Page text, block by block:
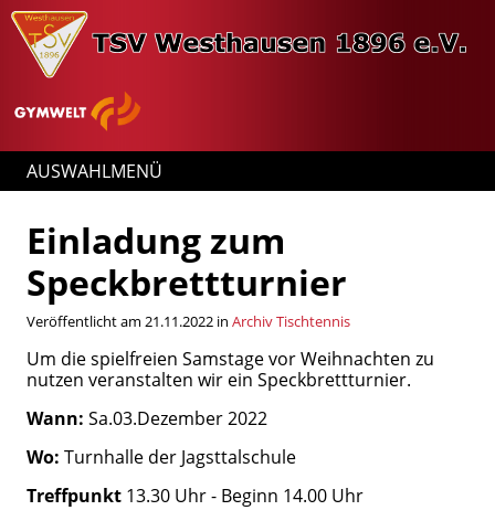
AUSWAHLMENÜ
Einladung zum
Speckbrettturnier
Veröffentlicht am 21.11.2022 in Archiv Tischtennis
Um die spielfreien Samstage vor Weihnachten zu
nutzen veranstalten wir ein Speckbrettturnier.
Wann: Sa.03.Dezember 2022
Wo: Turnhalle der Jagsttalschule
Treffpunkt 13.30 Uhr - Beginn 14.00 Uhr